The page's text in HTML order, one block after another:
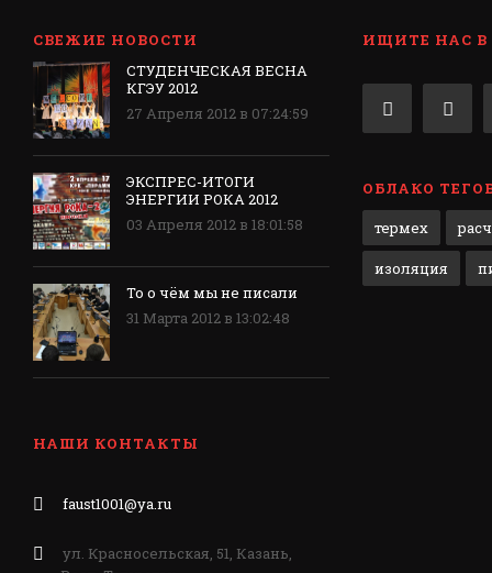
СВЕЖИЕ НОВОСТИ
СТУДЕНЧЕСКАЯ ВЕСНА
КГЭУ 2012
27 Апреля 2012 в 07:24:59
ЭКСПРЕС-ИТОГИ
ЭНЕРГИИ РОКА 2012
03 Апреля 2012 в 18:01:58
То о чём мы не писали
31 Марта 2012 в 13:02:48
ИЩИТЕ НАС В
ОБЛАКО
термех
изоляция
НАШИ КОНТАКТЫ
faust1001@ya.ru
ул. Красносельская, 51, Казань,